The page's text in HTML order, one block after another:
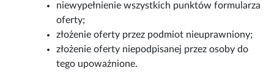
niewypełnienie wszystkich punktów formularza
oferty;
złożenie oferty przez podmiot nieuprawniony;
złożenie oferty niepodpisanej przez osoby do
tego upoważnione.